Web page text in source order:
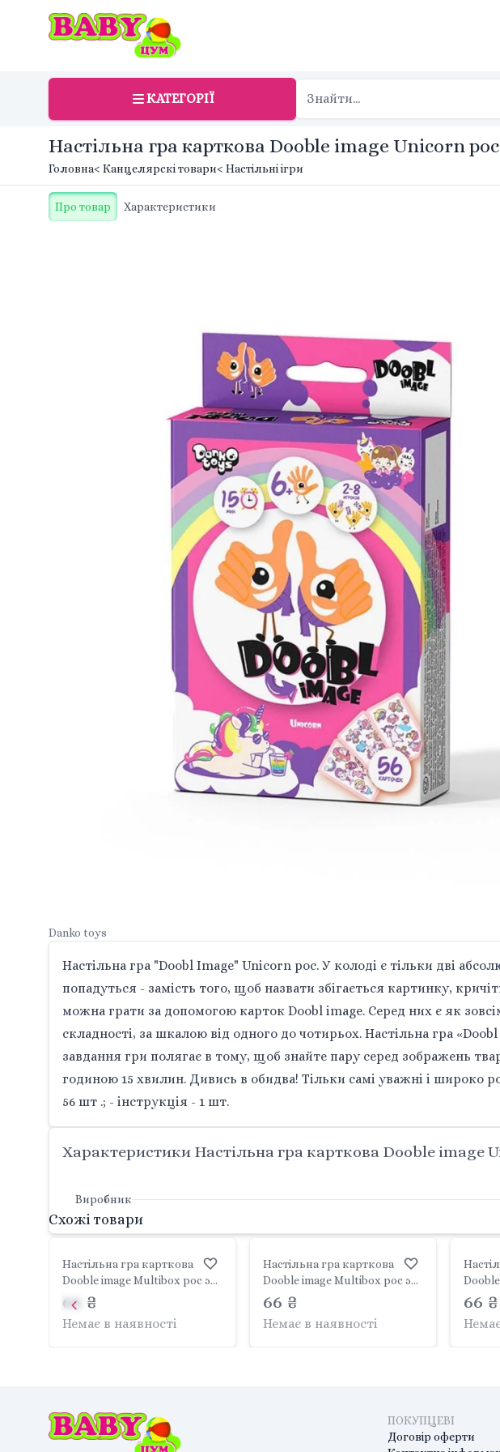
КАТЕГОРІЇ
Настільна гра карткова Dooble image Unicorn
Головна< Канцелярскі товари< Настільні ігри
Про товар Характеристики
Danko toys
Настільна гра "Doobl Image" Unicorn рос. У колоді є тільки дві
попадуться - замість того, щоб назвати збігається картинку,
можна грати за допомогою карток Doobl image. Серед них є як
складності, за шкалою від одного до чотирьох. Настільна гра «Doobl
завдання гри полягає в тому, щоб знайте пару серед зображень
годиною 15 хвилин. Дивись в обидва! Тільки самі уважні і
56 шт .; - інструкція - 1 шт.
Характеристики Настільна гра карткова Dooble image
Виробник
Схожі товари
Настільна гра карткова
Dooble image Multibox рос 56
карток у коробці 15*9*2см
DBI-02-01 Danko toys
66 ₴
Немає в наявності
Настільна гра карткова
Dooble image Multibox рос 56
карток у коробці 15*9*2см
DBI-02-02 Danko toys
66 ₴
Немає в наявності
DBI-
66 ₴
ПОКУПЦЕВІ
Договір оферти